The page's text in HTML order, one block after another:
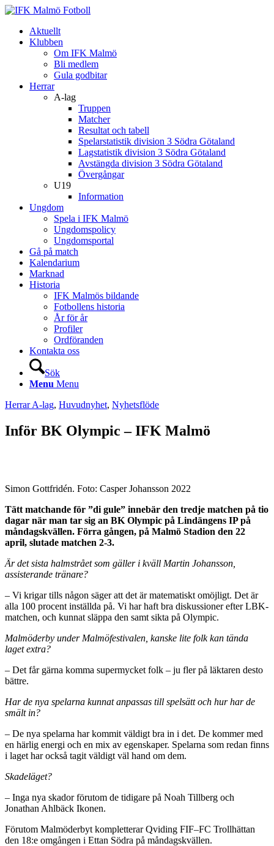
Aktuellt
Klubben
Om IFK Malmö
Bli medlem
Gula godbitar
Herrar
A-lag
Truppen
Matcher
Resultat och tabell
Spelarstatistik division 3 Södra Götaland
Lagstatistik division 3 Södra Götaland
Avstängda division 3 Södra Götaland
Övergångar
U19
Information
Ungdom
Spela i IFK Malmö
Ungdomspolicy
Ungdomsportal
Gå på match
Kalendarium
Marknad
Historia
IFK Malmös bildande
Fotbollens historia
År för år
Profiler
Ordföranden
Kontakta oss
Sök
Menu Menu
Herrar A-lag, Huvudnyhet, Nyhetsflöde
Inför BK Olympic – IFK Malmö
Simon Gottfridén. Foto: Casper Johansson 2022
Tätt matchande för ”di gule” innebär den tredje matchen på tio
dagar när man tar sig an BK Olympic på Lindängens IP på
måndagskvällen. Förra gången, på Malmö Stadion den 22
april, slutade matchen 2-3.
Är det sista halmstrået som gäller i kväll Martin Johansson,
assisterande tränare?
– Vi krigar tills någon säger att det är matematiskt omöjligt. Det är
alla 100 procent inställda på. Vi har haft bra diskussioner efter LBK-
matchen, och kunnat släppa den samt sikta på Olympic.
Malmöderby under Malmöfestivalen, kanske lite folk kan tända
laget extra?
– Det får gärna komma supermycket folk – ju fler på läktaren desto
bättre.
Har de nya spelarna kunnat anpassas till spelsätt och hur har de
smält in?
– De nya spelarna har kommit väldigt bra in i det. De kommer med
en härlig energi och en mix av egenskaper. Spelarna som redan finns
i laget har också tagit väldigt väl hand om dem.
Skadeläget?
– Inga nya skador förutom de tidigare på Noah Tillberg och
Jonathan Ahlbäck Ikonen.
Förutom Malmöderbyt kompletterar Qviding FIF–FC Trollhättan
den 18:e omgången i Ettan Södra på måndagskvällen.